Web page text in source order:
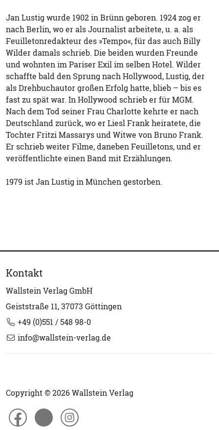
Jan Lustig wurde 1902 in Brünn geboren. 1924 zog er
nach Berlin, wo er als Journalist arbeitete, u. a. als
Feuilletonredakteur des »Tempo«, für das auch Billy
Wilder damals schrieb. Die beiden wurden Freunde
und wohnten im Pariser Exil im selben Hotel. Wilder
schaffte bald den Sprung nach Hollywood, Lustig, der
als Drehbuchautor großen Erfolg hatte, blieb – bis es
fast zu spät war. In Hollywood schrieb er für MGM.
Nach dem Tod seiner Frau Charlotte kehrte er nach
Deutschland zurück, wo er Liesl Frank heiratete, die
Tochter Fritzi Massarys und Witwe von Bruno Frank.
Er schrieb weiter Filme, daneben Feuilletons, und er
veröffentlichte einen Band mit Erzählungen.
1979 ist Jan Lustig in München gestorben.
Kontakt
Wallstein Verlag GmbH
Geiststraße 11, 37073 Göttingen
+49 (0)551 / 548 98-0
info@wallstein-verlag.de
Copyright © 2026 Wallstein Verlag